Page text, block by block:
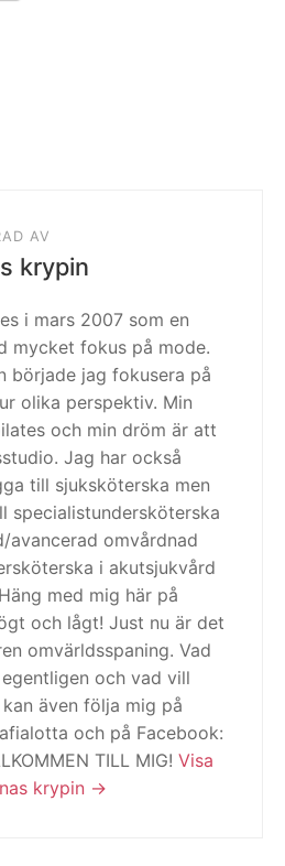
AV
krypin
i mars 2007 som en
mycket fokus på mode.
började jag fokusera på
olika perspektiv. Min
och min dröm är att
Jag har också
till sjuksköterska men
specialistundersköterska
avancerad omvårdnad
i akutsjukvård
med mig här på
och lågt! Just nu är det
omvärldsspaning. Vad
och vad vill
även följa mig på
och på Facebook:
TILL MIG! Visa
krypin